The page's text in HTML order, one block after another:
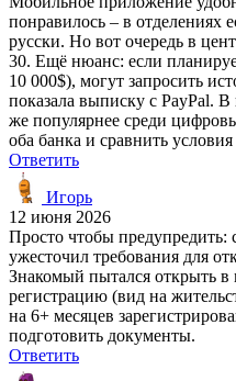
понравилось – в отделениях
русски. Но вот очередь в
30. Ещё нюанс: если
10 000$), могут запросить
показала выписку с PayPal.
же популярнее среди
оба банка и сравнить
Ответить
Игорь
12 июня 2026
Просто чтобы предупредить:
ужесточил требования для
Знакомый пытался открыть
регистрацию (вид на
на 6+ месяцев
подготовить документы.
Ответить